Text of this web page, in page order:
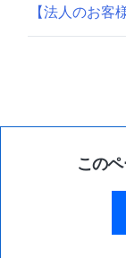
【法人のお客
この